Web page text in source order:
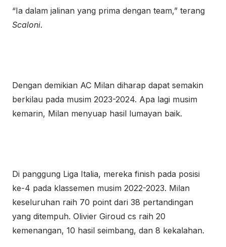
“Ia dalam jalinan yang prima dengan team,” terang
Scaloni.
Dengan demikian AC Milan diharap dapat semakin
berkilau pada musim 2023-2024. Apa lagi musim
kemarin, Milan menyuap hasil lumayan baik.
Di panggung Liga Italia, mereka finish pada posisi
ke-4 pada klassemen musim 2022-2023. Milan
keseluruhan raih 70 point dari 38 pertandingan
yang ditempuh. Olivier Giroud cs raih 20
kemenangan, 10 hasil seimbang, dan 8 kekalahan.